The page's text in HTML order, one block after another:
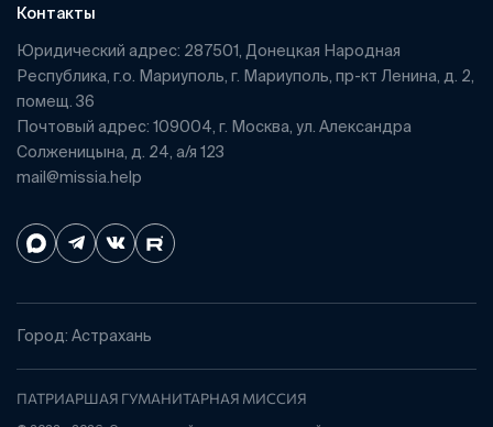
Контакты
Юридический адрес: 287501, Донецкая Народная
Республика, г.о. Мариуполь, г. Мариуполь, пр-кт Ленина, д. 2,
помещ. 36
Почтовый адрес: 109004, г. Москва, ул. Александра
Солженицына, д. 24, а/я 123
mail@missia.help
Город: Астрахань
ПАТРИАРШАЯ ГУМАНИТАРНАЯ МИССИЯ